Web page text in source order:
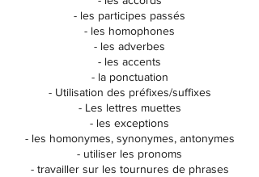
- les participes passés
- les homophones
- les adverbes
- les accents
- la ponctuation
- Utilisation des préfixes/suffixes
- Les lettres muettes
- les exceptions
- les homonymes, synonymes, antonymes
- utiliser les pronoms
- travailler sur les tournures de phrases